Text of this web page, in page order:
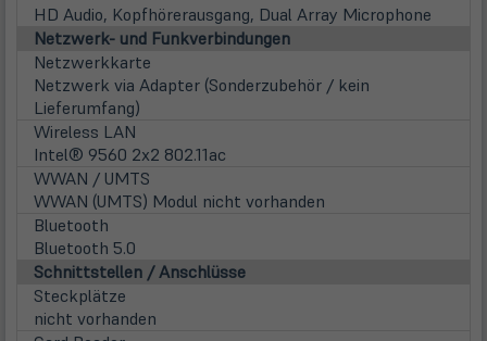
HD Audio, Kopfhörerausgang, Dual Array Microphone
Netzwerk- und Funkverbindungen
Netzwerkkarte
Netzwerk via Adapter (Sonderzubehör / kein
Lieferumfang)
Wireless LAN
Intel® 9560 2x2 802.11ac
WWAN / UMTS
WWAN (UMTS) Modul nicht vorhanden
Bluetooth
Bluetooth 5.0
Schnittstellen / Anschlüsse
Steckplätze
nicht vorhanden